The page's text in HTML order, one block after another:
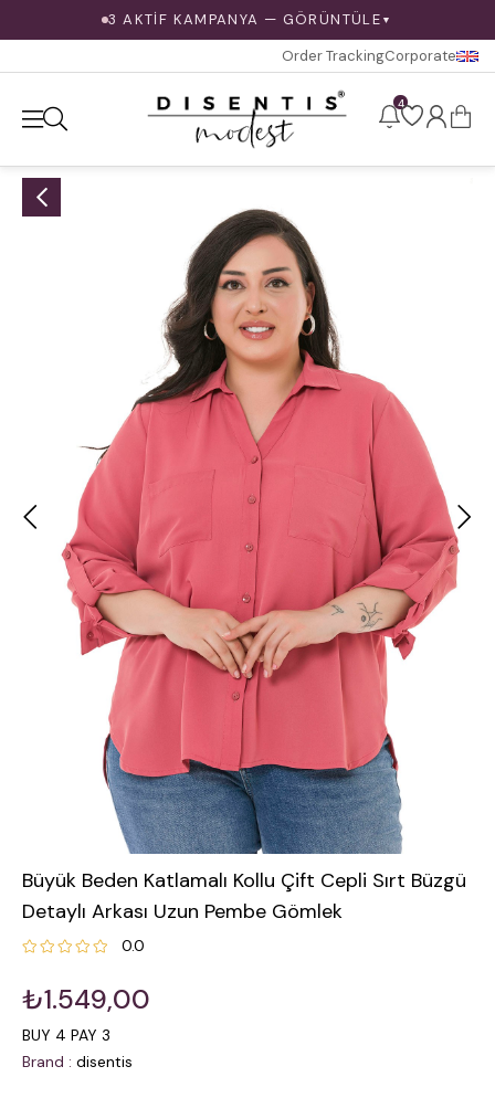
3 AKTİF KAMPANYA — GÖRÜNTÜLE ▼
Order TrackingCorporate
4
Büyük Beden Katlamalı Kollu Çift Cepli Sırt Büzgü
Detaylı Arkası Uzun Pembe Gömlek
0.0
₺1.549,00
BUY 4 PAY 3
Brand : disentis